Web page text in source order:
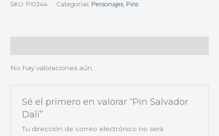
SKU: PI0244 Categorías: Personajes, Pins
No hay valoraciones aún.
Sé el primero en valorar “Pin Salvador
Dalí”
Tu dirección de correo electrónico no será